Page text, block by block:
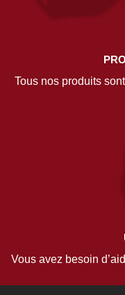
Tous nos produits
Vous avez besoin